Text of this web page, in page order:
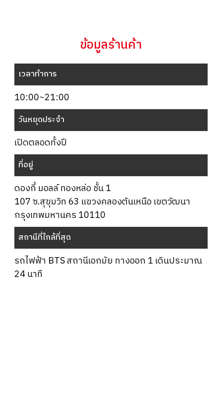
ข้อมูลร้านค้า
เวลาทำการ
10:00~21:00
วันหยุดประจำ
เปิดตลอดทั้งปี
ที่อยู่
ดองกี้ มอลล์ ทองหล่อ ชั้น 1
107 ซ.สุขุมวิท 63 แขวงคลองตันเหนือ เขตวัฒนา
กรุงเทพมหานคร 10110
สถานีที่ใกล้ที่สุด
รถไฟฟ้า BTS สถานีเอกมัย ทางออก 1 เดินประมาณ
24 นาที